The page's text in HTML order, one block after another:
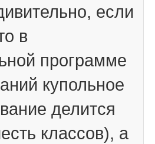
если
в
программе
купольное
делится
классов), а